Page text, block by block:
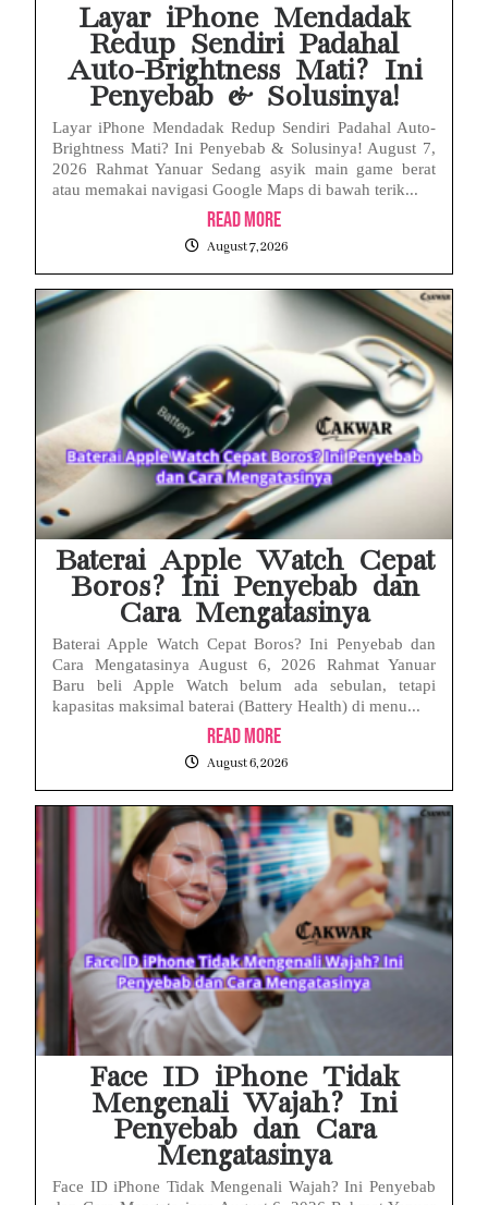
Layar iPhone Mendadak
Redup Sendiri Padahal
Auto-Brightness Mati? Ini
Penyebab & Solusinya!
Layar iPhone Mendadak Redup Sendiri Padahal Auto-
Brightness Mati? Ini Penyebab & Solusinya! August 7,
2026 Rahmat Yanuar Sedang asyik main game berat
atau memakai navigasi Google Maps di bawah terik...
Read More
August 7, 2026
Baterai Apple Watch Cepat
Boros? Ini Penyebab dan
Cara Mengatasinya
Baterai Apple Watch Cepat Boros? Ini Penyebab dan
Cara Mengatasinya August 6, 2026 Rahmat Yanuar
Baru beli Apple Watch belum ada sebulan, tetapi
kapasitas maksimal baterai (Battery Health) di menu...
Read More
August 6, 2026
Face ID iPhone Tidak
Mengenali Wajah? Ini
Penyebab dan Cara
Mengatasinya
Face ID iPhone Tidak Mengenali Wajah? Ini Penyebab